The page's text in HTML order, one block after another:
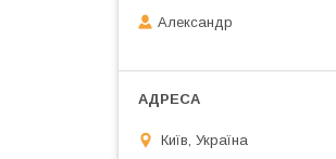
Александр
Київ, Україна